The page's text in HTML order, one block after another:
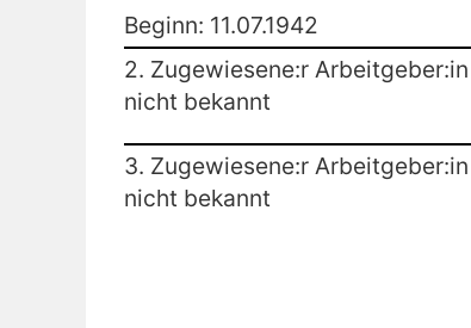
Beginn: 11.07.1942
2. Zugewiesene:r Arbeitgeber:in
nicht bekannt
3. Zugewiesene:r Arbeitgeber:in
nicht bekannt